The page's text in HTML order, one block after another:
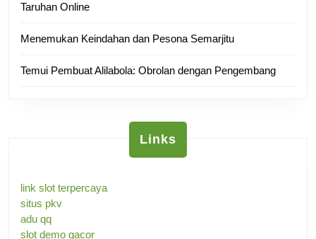
Taruhan Online
Menemukan Keindahan dan Pesona Semarjitu
Temui Pembuat Alilabola: Obrolan dengan Pengembang
Links
link slot terpercaya
situs pkv
adu qq
slot demo gacor